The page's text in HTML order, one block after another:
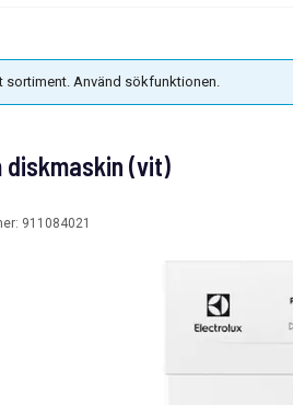
sortiment. Använd sökfunktionen.
diskmaskin (vit)
911084021